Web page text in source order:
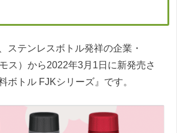
ステンレスボトル発祥の企業・
ス）から2022年3月1日に新発売さ
ボトル FJKシリーズ』です。